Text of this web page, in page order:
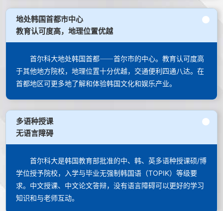
地处韩国首都市中心
教育认可度高，地理位置优越
首尔科大地处韩国首都⸺首尔市的中心。教育认可度高
于其他地方院校，地理位置十分优越，交通便利四通八达。在
首都地区可更多地了解和体验韩国文化和娱乐产业。
多语种授课
无语言障碍
首尔科大是韩国教育部批准的中、韩、英多语种授课硕/博
学位授予院校，入学与毕业无强制韩国语（TOPIK）等级要
求。中文授课、中文论文答辩，没有语言障碍可以更好的学习
知识和与老师互动。